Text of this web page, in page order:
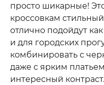
просто шикарные!
кроссовкам
отлично подойдут
и для городских
комбинировать с
даже с ярким
интересный контраст.